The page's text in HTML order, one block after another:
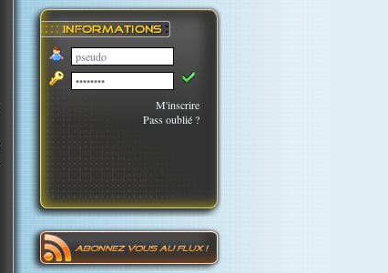
M'inscrire
Pass oublié ?